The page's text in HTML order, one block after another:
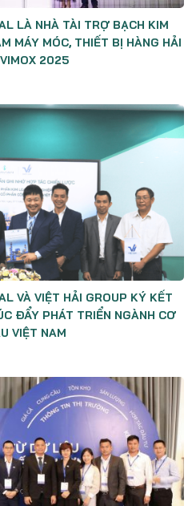
LÀ NHÀ TÀI TRỢ BẠCH KIM
MÁY MÓC, THIẾT BỊ HÀNG HẢI
2025
VÀ VIỆT HẢI GROUP KÝ KẾT
ĐẨY PHÁT TRIỂN NGÀNH CƠ
VIỆT NAM